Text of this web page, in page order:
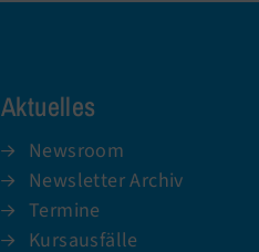
Aktuelles
Newsroom
Newsletter Archiv
Termine
Kursausfälle